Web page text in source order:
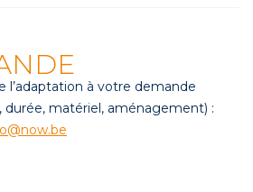
l’adaptation à votre demande
durée, matériel, aménagement) :